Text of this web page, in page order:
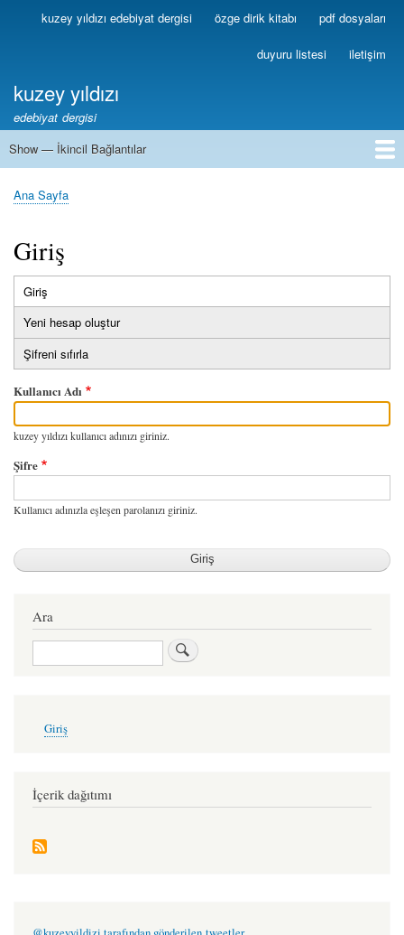
Ana
içeriğe
Birincilkuzey yıldızı edebiyat dergisi özge dirik kitabı pdf dosyaları
duyuru listesi iletişim
kuzey yıldızı
edebiyat dergisi
İkincil
Show — İkincil Bağlantılar
1
2
3
4
5
6
7
8
9
10
11
12
13
Sayfa
Ana Sayfa
Giriş
Birincil
sekmeler
Giriş
sekme)
Yeni hesap oluştur
Şifreni sıfırla
Kullanıcı Adı
kuzey yıldızı kullanıcı adınızı giriniz.
Şifre
Kullanıcı adınızla eşleşen parolanızı giriniz.
Ara
Ara
account
Giriş
İçerik dağıtımı